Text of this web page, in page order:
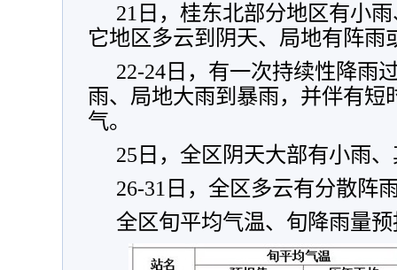
21日，桂东北部分地区有小
它地区多云到阴天、局地有阵雨
22-24日，有一次持续性降雨
雨、局地大雨到暴雨，并伴有短
气。
25日，全区阴天大部有小雨
26-31日，全区多云有分散阵
全区旬平均气温、旬降雨量